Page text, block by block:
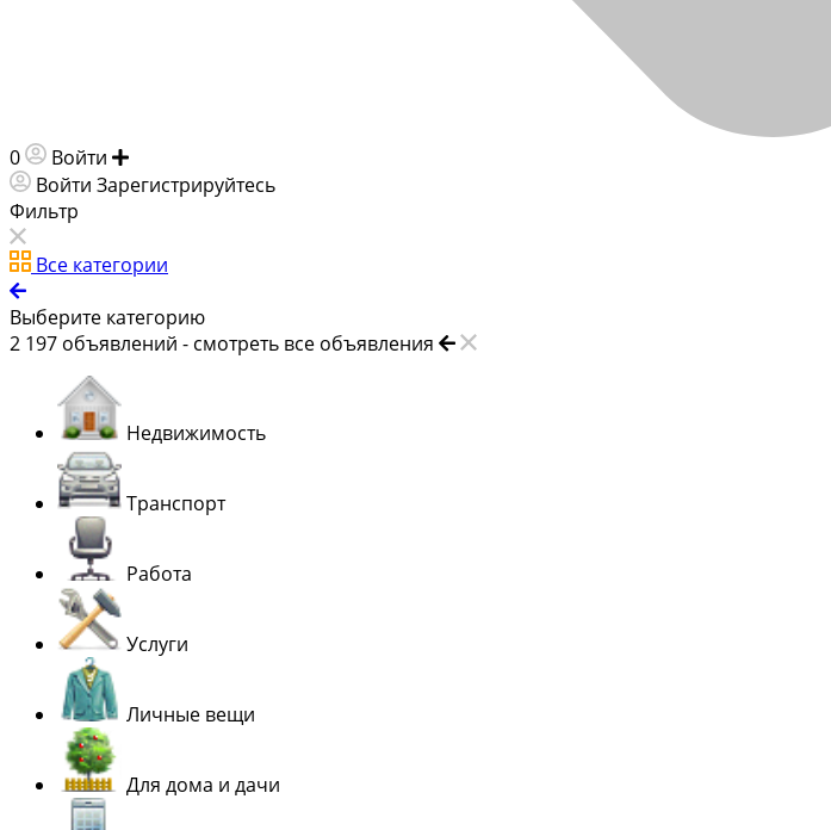
0 Войти
Войти Зарегистрируйтесь
Фильтр
Все категории
Выберите категорию
2 197 объявлений - смотреть все объявления
Недвижимость
Транспорт
Работа
Услуги
Личные вещи
Для дома и дачи